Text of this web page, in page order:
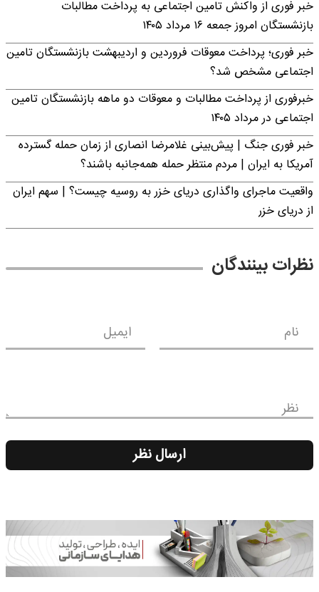
خبر فوری از واکنش تامین اجتماعی به پرداخت مطالبات
بازنشستگان امروز جمعه ۱۶ مرداد ۱۴۰۵
خبر فوری؛ پرداخت معوقات فروردین و اردیبهشت بازنشستگان تامین
اجتماعی مشخص شد؟
خبرفوری از پرداخت مطالبات و معوقات دو ماهه بازنشستگان تامین
اجتماعی در مرداد ۱۴۰۵
خبر فوری جنگ | پیش‌بینی غلامرضا انصاری از زمان حمله گسترده
آمریکا به ایران | مردم منتظر حمله همه‌جانبه باشند؟
واقعیت ماجرای واگذاری دریای خزر به روسیه چیست؟ | سهم ایران
از دریای خزر
نظرات بینندگان
نام ایمیل
نظر
ارسال نظر